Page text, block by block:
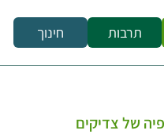
תרבות חינוך
של צדיקים